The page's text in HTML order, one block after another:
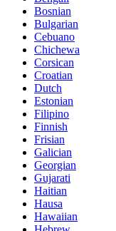
Bosnian
Bulgarian
Cebuano
Chichewa
Corsican
Croatian
Dutch
Estonian
Filipino
Finnish
Frisian
Galician
Georgian
Gujarati
Haitian
Hausa
Hawaiian